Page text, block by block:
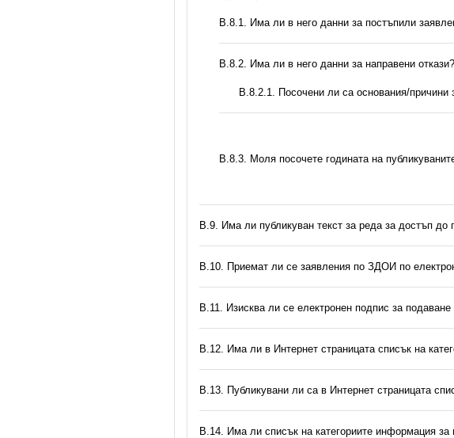
В.8.1. Има ли в него данни за постъпили
В.8.2. Има ли в него данни за направени откази?
В.8.2.1. Посочени ли са основания/причини
В.8.3. Моля посочете годината на
В.9. Има ли публикуван текст за реда за достъп до
В.10. Приемат ли се заявления по ЗДОИ по
В.11. Изисква ли се електронен подпис за
В.12. Има ли в Интернет страницата списък на
В.13. Публикувани ли са в Интернет страницата
В.14. Има ли списък на категориите информация за